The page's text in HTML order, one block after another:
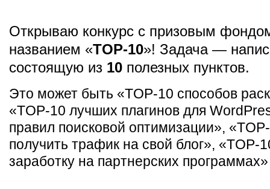
Открываю конкурс с призовым
названием «TOP-10»! Задача —
состоящую из 10 полезных пунктов.
Это может быть «TOP-10 способов
«TOP-10 лучших плагинов для
правил поисковой оптимизации»,
получить трафик на свой блог», «TOP-
заработку на партнерских программах»